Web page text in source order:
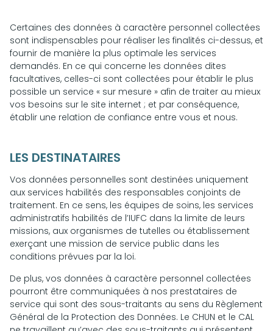
Certaines des données à caractère personnel collectées
sont indispensables pour réaliser les finalités ci-dessus, et
fournir de manière la plus optimale les services
demandés. En ce qui concerne les données dites
facultatives, celles-ci sont collectées pour établir le plus
possible un service « sur mesure » afin de traiter au mieux
vos besoins sur le site internet ; et par conséquence,
établir une relation de confiance entre vous et nous.
LES DESTINATAIRES
Vos données personnelles sont destinées uniquement
aux services habilités des responsables conjoints de
traitement. En ce sens, les équipes de soins, les services
administratifs habilités de l’IUFC dans la limite de leurs
missions, aux organismes de tutelles ou établissement
exerçant une mission de service public dans les
conditions prévues par la loi.
De plus, vos données à caractère personnel collectées
pourront être communiquées à nos prestataires de
service qui sont des sous-traitants au sens du Règlement
Général de la Protection des Données. Le CHUN et le CAL